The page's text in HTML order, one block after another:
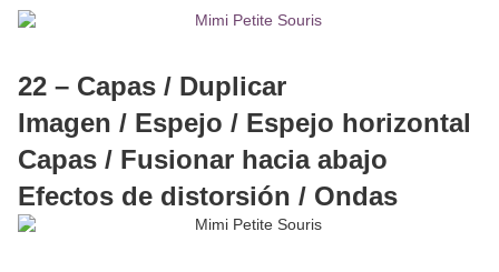
22 – Capas / Duplicar
Imagen / Espejo / Espejo horizontal
Capas / Fusionar hacia abajo
Efectos de distorsión / Ondas